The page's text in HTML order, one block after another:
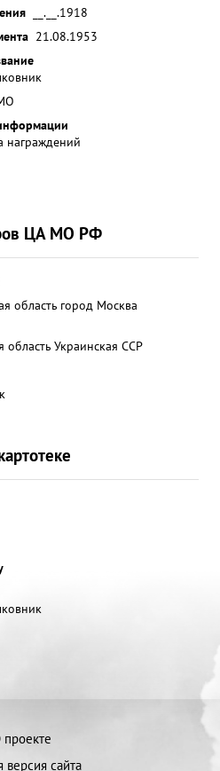
__.__.1918
21.08.1953
награждений
ЦА МО РФ
область город Москва
Украинская ССР
версия сайта